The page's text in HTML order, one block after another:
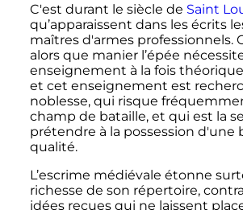
C'est durant le siècle de Saint
qu’apparaissent dans les écrits
maîtres d'armes professionnels.
alors que manier l’épée
enseignement à la fois
et cet enseignement est
noblesse, qui risque
champ de bataille, et qui est la
prétendre à la possession d'une
qualité.
L’escrime médiévale étonne
richesse de son répertoire,
idées reçues qui ne laissent